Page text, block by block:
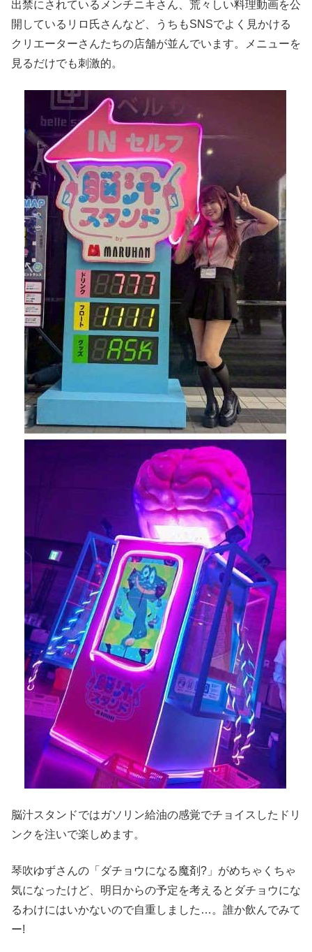
出禁にされているメンチニキさん、荒々しい料理動画を公
開しているリロ氏さんなど、うちもSNSでよく見かける
クリエーターさんたちの店舗が並んでいます。メニューを
見るだけでも刺激的。
脳汁スタンドではガソリン給油の感覚でチョイスしたドリ
ンクを注いで楽しめます。
琴吹ゆずさんの「ダチョウになる魔剤?」がめちゃくちゃ
気になったけど、明日からの予定を考えるとダチョウにな
るわけにはいかないので自重しました…。誰か飲んでみて
ー!